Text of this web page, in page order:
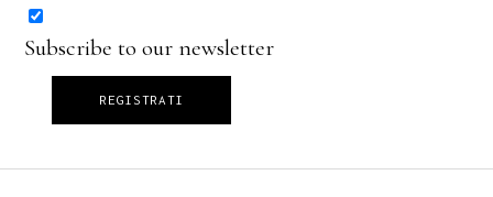
Subscribe to our newsletter
REGISTRATI